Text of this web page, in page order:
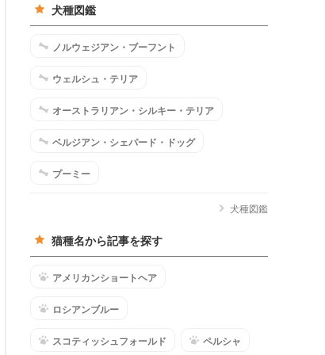
犬種図鑑
ノルウェジアン・ブーフント
ウェルシュ・テリア
オーストラリアン・シルキー・テリア
ベルジアン・シェパード・ドッグ
プーミー
犬種図鑑
猫種名から記事を探す
アメリカンショートヘア
ロシアンブルー
スコティッシュフォールド ペルシャ